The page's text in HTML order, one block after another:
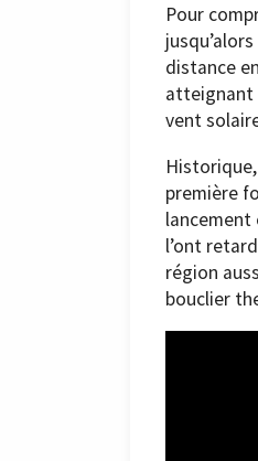
Pour
distance
atteignant
vent
première
l’ont
région
bouclier